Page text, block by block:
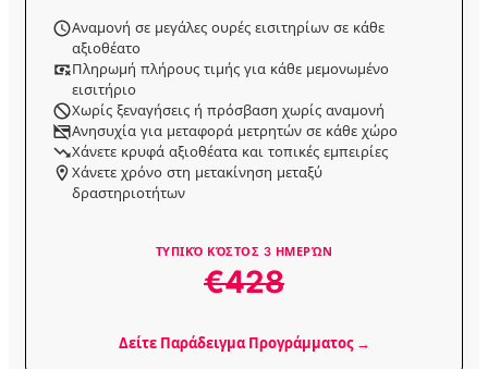
νησί Buyukada με
ηχητικό οδηγό
επιστροφής για το
νησί Heybeliada με
ηχητικό οδηγό
Οδηγό
Μπουργκαζάντα με
Ηχητικό Οδηγό
Αναμονή σε μεγάλες ουρές εισιτηρίων σε κάθε
αξιοθέατο
Πληρωμή πλήρους τιμής για κάθε μεμονωμένο
εισιτήριο
Χωρίς ξεναγήσεις ή πρόσβαση χωρίς αναμονή
Ανησυχία για μεταφορά μετρητών σε κάθε χώρο
Χάνετε κρυφά αξιοθέατα και τοπικές εμπειρίες
Χάνετε χρόνο στη μετακίνηση μεταξύ
δραστηριοτήτων
ΤΥΠΙΚΌ ΚΌΣΤΟΣ 3 ΗΜΕΡΏΝ
€428
Δείτε Παράδειγμα Προγράμματος →